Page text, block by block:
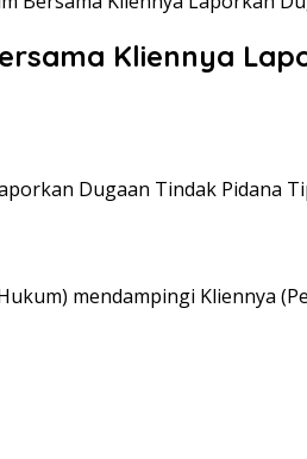
Kliennya
mendampingi Kliennya